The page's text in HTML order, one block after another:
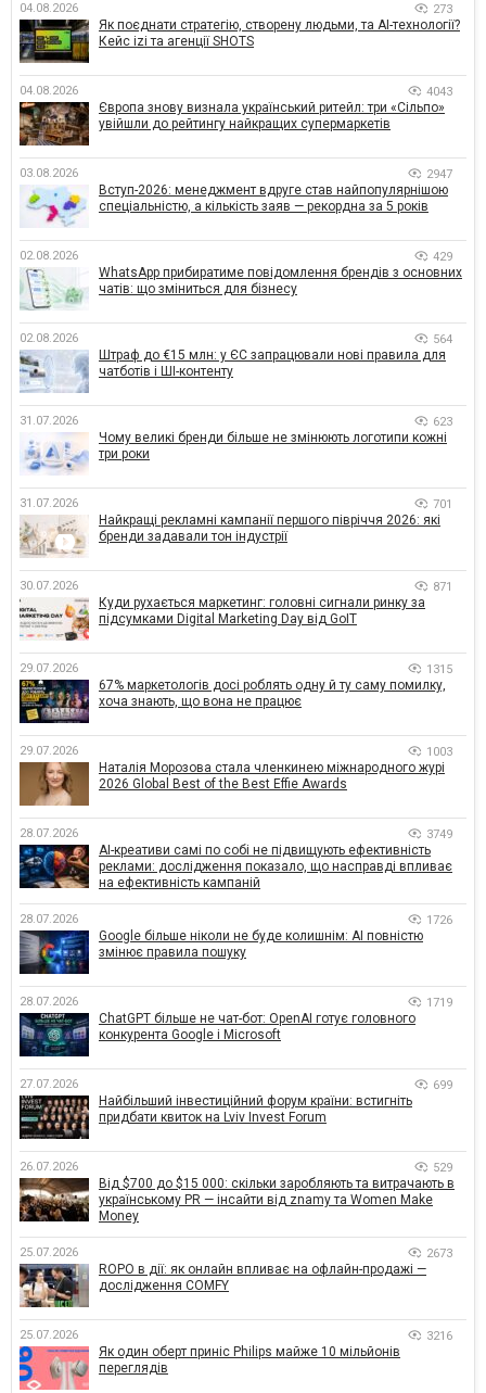
04.08.2026 273
Як поєднати стратегію, створену людьми, та AI-технології?
Кейс izi та агенції SHOTS
04.08.2026 4043
Європа знову визнала український ритейл: три «Сільпо»
увійшли до рейтингу найкращих супермаркетів
03.08.2026 2947
Вступ-2026: менеджмент вдруге став найпопулярнішою
спеціальністю, а кількість заяв — рекордна за 5 років
02.08.2026 429
WhatsApp прибиратиме повідомлення брендів з основних
чатів: що зміниться для бізнесу
02.08.2026 564
Штраф до €15 млн: у ЄС запрацювали нові правила для
чатботів і ШІ-контенту
31.07.2026 623
Чому великі бренди більше не змінюють логотипи кожні
три роки
31.07.2026 701
Найкращі рекламні кампанії першого півріччя 2026: які
бренди задавали тон індустрії
30.07.2026 871
Куди рухається маркетинг: головні сигнали ринку за
підсумками Digital Marketing Day від GoIT
29.07.2026 1315
67% маркетологів досі роблять одну й ту саму помилку,
хоча знають, що вона не працює
29.07.2026 1003
Наталія Морозова стала членкинею міжнародного журі
2026 Global Best of the Best Effie Awards
28.07.2026 3749
AI-креативи самі по собі не підвищують ефективність
реклами: дослідження показало, що насправді впливає
на ефективність кампаній
28.07.2026 1726
Google більше ніколи не буде колишнім: AI повністю
змінює правила пошуку
28.07.2026 1719
ChatGPT більше не чат-бот: OpenAI готує головного
конкурента Google і Microsoft
27.07.2026 699
Найбільший інвестиційний форум країни: встигніть
придбати квиток на Lviv Invest Forum
26.07.2026 529
Від $700 до $15 000: скільки заробляють та витрачають в
українському PR — інсайти від znamy та Women Make
Money
25.07.2026 2673
ROPO в дії: як онлайн впливає на офлайн-продажі —
дослідження COMFY
25.07.2026 3216
Як один оберт приніс Philips майже 10 мільйонів
переглядів